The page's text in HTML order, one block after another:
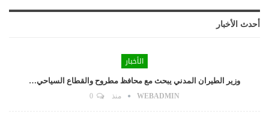
أحدث الأخبار
الأخبار
وزير الطيران المدني يبحث مع محافظ مطروح والقطاع السياحي…
WEBADMIN منذ